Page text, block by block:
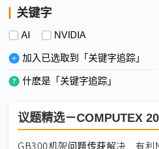
关键字
AI NVIDIA
加入已选取到「关键字追踪」
什麽是「关键字追踪」
议题精选－COMPUTEX
GB300机架问题传获解决 有利